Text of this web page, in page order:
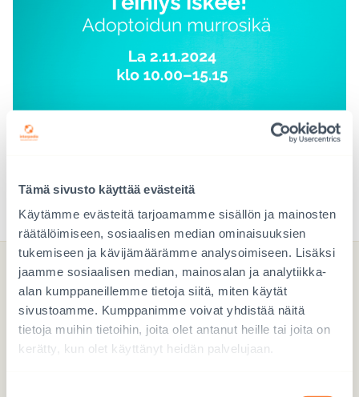
Tämä sivusto käyttää evästeitä
Käytämme evästeitä tarjoamamme sisällön ja mainosten
räätälöimiseen, sosiaalisen median ominaisuuksien
tukemiseen ja kävijämäärämme analysoimiseen. Lisäksi
jaamme sosiaalisen median, mainosalan ja analytiikka-
alan kumppaneillemme tietoja siitä, miten käytät
sivustoamme. Kumppanimme voivat yhdistää näitä
tietoja muihin tietoihin, joita olet antanut heille tai joita on
kerätty, kun olet käyttänyt heidän palvelujaan.
Lahjoita hyvä lapsuus